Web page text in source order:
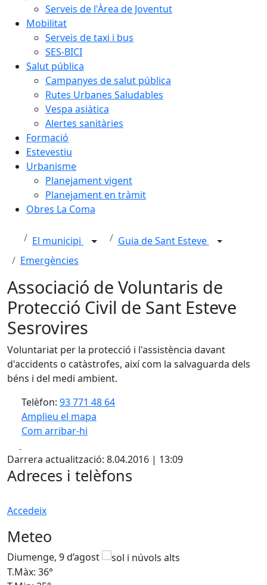
Serveis de l'Àrea de Joventut
Mobilitat
Serveis de taxi i bus
SES-BICI
Salut pública
Campanyes de salut pública
Rutes Urbanes Saludables
Vespa asiàtica
Alertes sanitàries
Formació
Estevestiu
Urbanisme
Planejament vigent
Planejament en tràmit
Obres La Coma
El municipi
Guia de Sant Esteve
Emergències
Associació de Voluntaris de
Protecció Civil de Sant Esteve
Sesrovires
Voluntariat per la protecció i l'assistència davant
d'accidents o catàstrofes, així com la salvaguarda dels
béns i del medi ambient.
Telèfon: 93 771 48 64
Amplieu el mapa
Com arribar-hi
+
−
Darrera actualització: 8.04.2016 | 13:09
Adreces i telèfons
Accedeix
Meteo
Diumenge, 9 d’agost
T.Màx: 36°